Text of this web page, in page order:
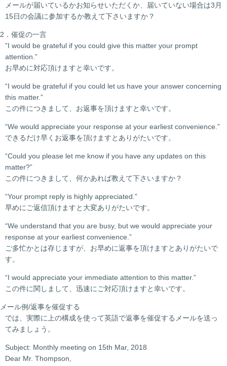
メールが届いているかお知らせいただくか、届いていない場合は3月
15日の会議に参加するか教えて下さいますか？
2．催促の一言
”I would be grateful if you could give this matter your prompt
attention.”
お早めに対応頂けますと幸いです。
“I would be grateful if you could let us have your answer concerning
this matter.”
この件につきまして、お返事を頂けますと幸いです。
“We would appreciate your response at your earliest convenience.”
できるだけ早くお返事を頂けますとありがたいです。
“Could you please let me know if you have any updates on this
matter?”
この件につきまして、何かあれば教えて下さいますか？
“Your prompt reply is highly appreciated.”
早めにご返信頂けますと大変ありがたいです。
“We understand that you are busy, but we would appreciate your
response at your earliest convenience.”
ご多忙かとは存じますが、お早めに返事を頂けますとありがたいで
す。
“I would appreciate your immediate attention to this matter.”
この件に関しまして、迅速にご対応頂けますと幸いです。
メール例/返事を催促する
では、実際に上の構成を使って英語で返事を催促するメールを送っ
てみましょう。
Subject: Monthly meeting on 15th Mar, 2018
Dear Mr. Thompson,